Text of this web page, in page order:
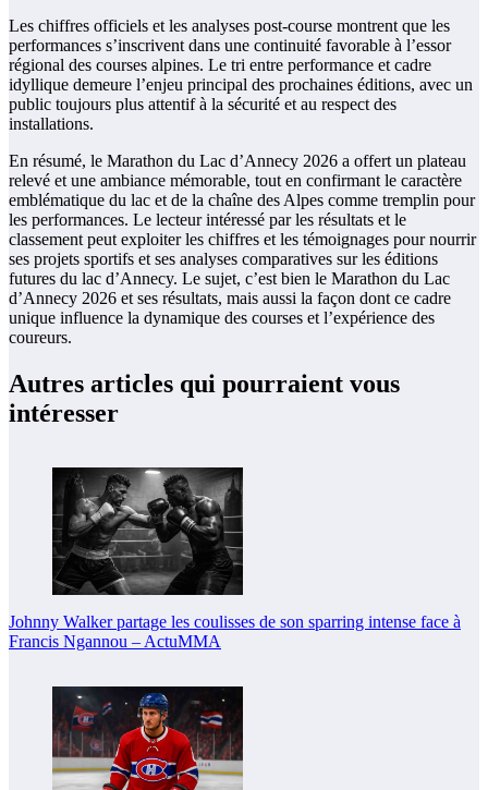
Les chiffres officiels et les analyses post-course montrent que les
performances s’inscrivent dans une continuité favorable à l’essor
régional des courses alpines. Le tri entre performance et cadre
idyllique demeure l’enjeu principal des prochaines éditions, avec un
public toujours plus attentif à la sécurité et au respect des
installations.
En résumé, le Marathon du Lac d’Annecy 2026 a offert un plateau
relevé et une ambiance mémorable, tout en confirmant le caractère
emblématique du lac et de la chaîne des Alpes comme tremplin pour
les performances. Le lecteur intéressé par les résultats et le
classement peut exploiter les chiffres et les témoignages pour nourrir
ses projets sportifs et ses analyses comparatives sur les éditions
futures du lac d’Annecy. Le sujet, c’est bien le Marathon du Lac
d’Annecy 2026 et ses résultats, mais aussi la façon dont ce cadre
unique influence la dynamique des courses et l’expérience des
coureurs.
Autres articles qui pourraient vous
intéresser
Johnny Walker partage les coulisses de son sparring intense face à
Francis Ngannou – ActuMMA